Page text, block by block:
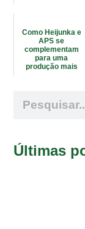
Como Heijunka e
APS se
complementam
para uma
produção mais
Últimas